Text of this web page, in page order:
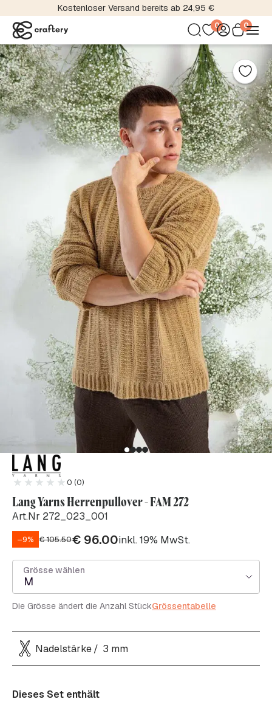
Kostenloser Versand bereits ab 24,95 €
0 0
0 (0)
Lang Yarns Herrenpullover - FAM 272
Art.Nr 272_023_001
–9% €105.50€ 96.00inkl. 19% MwSt.
Grösse wählen
M
Die Grösse ändert die Anzahl StückGrössentabelle
Nadelstärke 3 mm
Dieses Set enthält